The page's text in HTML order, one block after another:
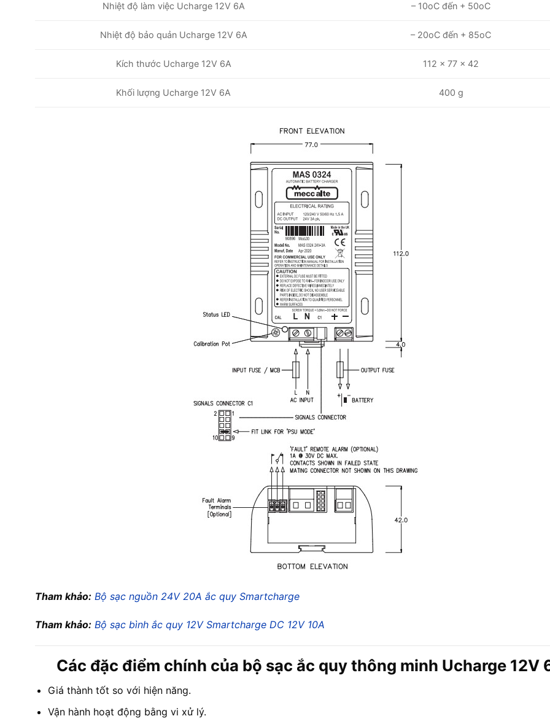
Nhiệt độ làm việc Ucharge 12V 6A – 10oC đến + 50oC
Nhiệt độ bảo quản Ucharge 12V 6A – 20oC đến + 85oC
Kích thước Ucharge 12V 6A 112 x 77 x 42
Khối lượng Ucharge 12V 6A 400 g
Tham khảo: Bộ sạc nguồn 24V 20A ắc quy Smartcharge
Tham khảo: Bộ sạc bình ắc quy 12V Smartcharge DC 12V 10A
Các đặc điểm chính của bộ sạc ắc quy thông minh Ucharge 12V
Giá thành tốt so với hiện năng.
Vận hành hoạt động bằng vi xử lý.